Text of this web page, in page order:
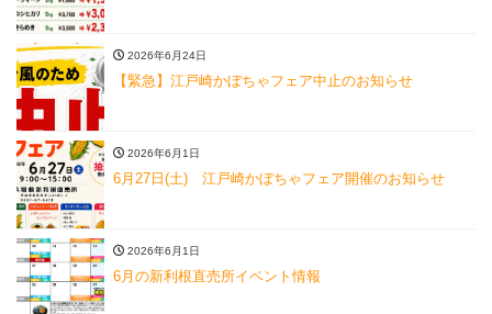
2026年6月24日
【緊急】江戸崎かぼちゃフェア中止のお知らせ
2026年6月1日
6月27日(土) 江戸崎かぼちゃフェア開催のお知らせ
2026年6月1日
6月の新利根直売所イベント情報